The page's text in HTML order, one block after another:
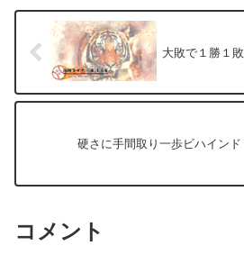
大敗で１勝１敗
硬さに手間取り一歩ビハインド
コメント